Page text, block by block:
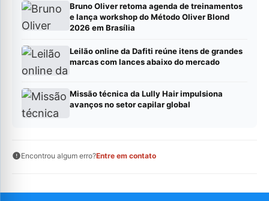
Bruno Oliver retoma agenda de treinamentos
e lança workshop do Método Oliver Blond
2026 em Brasília
Leilão online da Dafiti reúne itens de grandes
marcas com lances abaixo do mercado
Missão técnica da Lully Hair impulsiona
avanços no setor capilar global
Encontrou algum erro?Entre em contato